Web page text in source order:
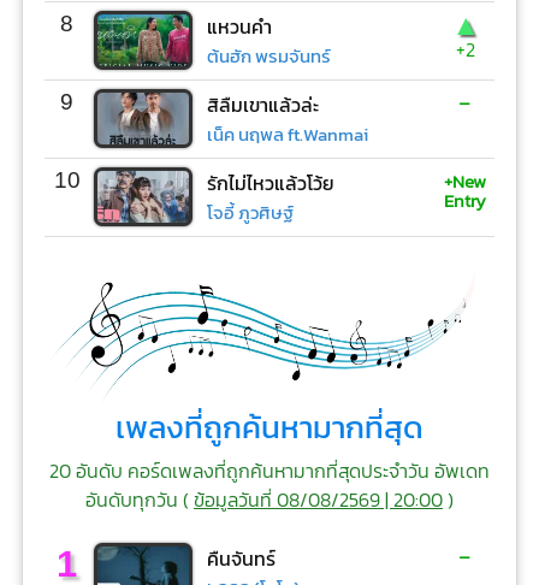
8 แหวนคำ
ต้นฮัก พรมจันทร์
▲
+2
9 สิลืมเขาแล้วล่ะ
เน็ค นฤพล ft.Wanmai
-
10 รักไม่ไหวแล้วโว้ย
โจอี้ ภูวศิษฐ์
+New
Entry
เพลงที่ถูกค้นหามากที่สุด
20 อันดับ คอร์ดเพลงที่ถูกค้นหามากที่สุดประจำวัน อัพเดท
อันดับทุกวัน (ข้อมูลวันที่ 08/08/2569 | 20:00)
1 คืนจันทร์ -